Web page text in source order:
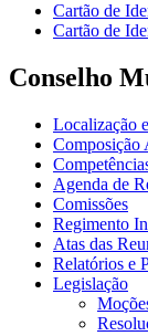
Cartão de
Cartão de
Conselho
Localização
Composição
Agenda de
Comissões
Regimento
Atas das
Relatórios e
Legislação